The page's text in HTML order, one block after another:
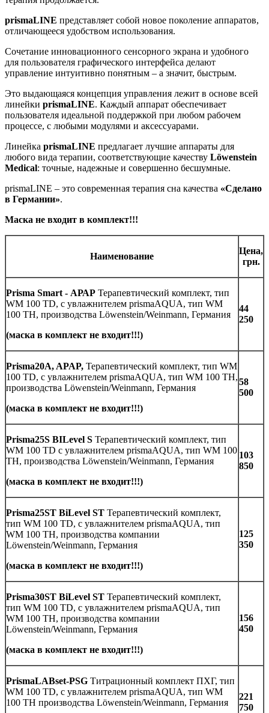
prismaLINE представляет собой новое поколение аппаратов,
отличающееся удобством использования.
Сочетание инновационного сенсорного экрана и удобного
для пользователя графического интерфейса делают
управление интуитивно понятным – а значит, быстрым.
Это выдающаяся концепция управления лежит в основе всей
линейки prismaLINE. Каждый аппарат обеспечивает
пользователя идеальной поддержкой при любом рабочем
процессе, с любыми модулями и аксессуарами.
Линейка prismaLINE предлагает лучшие аппараты для
любого вида терапии, соответствующие качеству Löwenstein
Medical: точные, надежные и совершенно бесшумные.
prismaLINE – это современная терапия сна качества «Сделано
в Германии».
Маска не входит в комплект!!!
Наименование
Цена,
грн.
Prisma Smart - АРАР Терапевтический комплект, тип
WM 100 TD, с увлажнителем prismaAQUA, тип WM
100 TH, производства Löwenstein/Weinmann, Германия
(маска в комплект не входит!!!)
44
250
Рrisma20A, APAP, Терапевтический комплект, тип WM
100 TD, с увлажнителем prismaAQUA, тип WM 100 TH,
производства Löwenstein/Weinmann, Германия
(маска в комплект не входит!!!)
58
500
Рrisma25S BILevel S Терапевтический комплект, тип
WM 100 TD с увлажнителем prismaAQUA, тип WM 100
TH, производства Löwenstein/Weinmann, Германия
(маска в комплект не входит!!!)
103
850
Рrisma25ST BiLevel ST Терапевтический комплект,
тип WM 100 TD, с увлажнителем prismaAQUA, тип
WM 100 TH, производства компании
Löwenstein/Weinmann, Германия
(маска в комплект не входит!!!)
125
350
Prisma30ST BiLevel ST Терапевтический комплект,
тип WM 100 TD, с увлажнителем prismaAQUA, тип
WM 100 TH, производства компании
Löwenstein/Weinmann, Германия
(маска в комплект не входит!!!)
156
450
РrismaLABset-PSG Титрационный комплект ПХГ, тип
WM 100 TD, с увлажнителем prismaAQUA, тип WM
100 TH производства Löwenstein/Weinmann, Германия
221
750